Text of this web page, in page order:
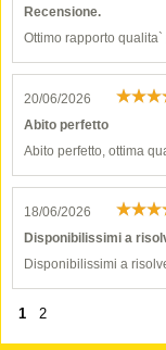
Recensione.
Ottimo rapporto qualita`
20/06/2026
Abito perfetto
Abito perfetto, ottima
18/06/2026
Disponibilissimi a
Disponibilissimi a
1 2